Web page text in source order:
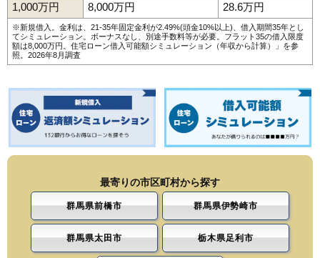
1,000万円
8,000万円 28.6万円
※新規借入。金利は、21-35年固定金利が2.49%(頭金10%以上)、借入期間35年とし
てシミュレーション。ボーナスなし、別途手数料等が必要。フラット35の借入限度
額は8,000万円。 住宅ローン借入可能額シミュレーション（年収から計算）
」を参
照。2026年8月調査
最寄りの市区町村から探す
群馬県前橋市 群馬県伊勢崎市
群馬県太田市 栃木県足利市